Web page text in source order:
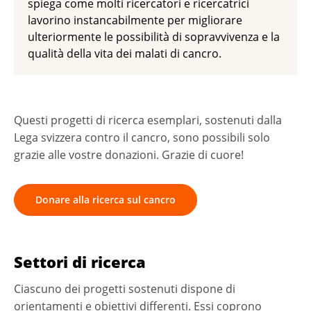
spiega come molti ricercatori e ricercatrici
lavorino instancabilmente per migliorare
ulteriormente le possibilità di sopravvivenza e la
qualità della vita dei malati di cancro.
Questi progetti di ricerca esemplari, sostenuti dalla
Lega svizzera contro il cancro, sono possibili solo
grazie alle vostre donazioni. Grazie di cuore!
Donare alla ricerca sul cancro
Settori di ricerca
Ciascuno dei progetti sostenuti dispone di
orientamenti e obiettivi differenti. Essi coprono